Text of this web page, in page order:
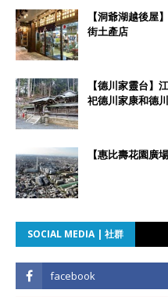
【洞爺湖越後屋
街土產店
【德川家靈台
祀德川家康和德
【惠比壽花園廣
SOCIAL MEDIA | 社群